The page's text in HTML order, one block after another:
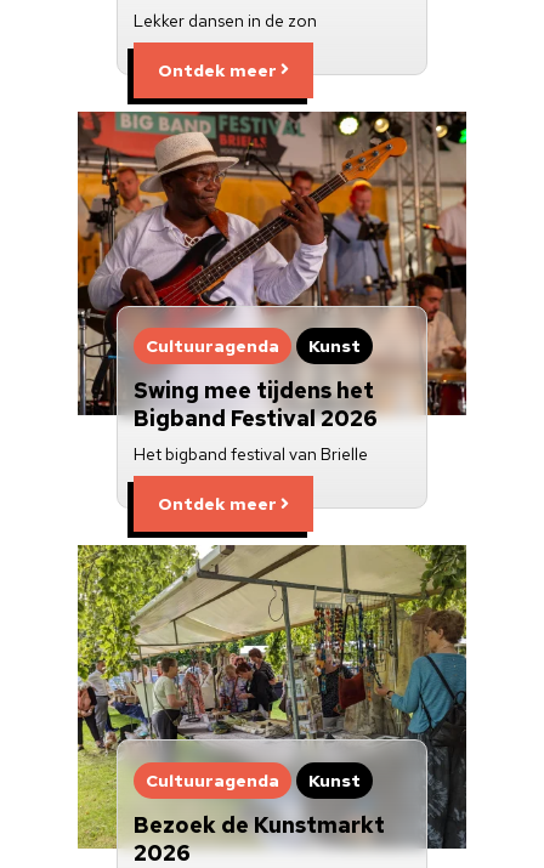
Lekker dansen in de zon
Ontdek meer
Cultuuragenda Kunst
Swing mee tijdens het
Bigband Festival 2026
Het bigband festival van Brielle
Ontdek meer
Cultuuragenda Kunst
Bezoek de Kunstmarkt
2026